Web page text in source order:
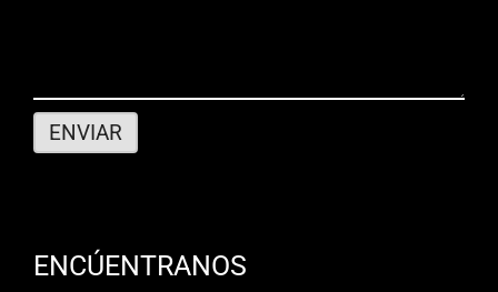
ENCÚENTRANOS